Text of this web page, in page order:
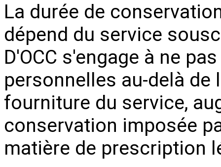
La durée de
dépend du service
D'OCC s'engage à ne
personnelles au-delà de
fourniture du service,
conservation imposée
matière de prescription